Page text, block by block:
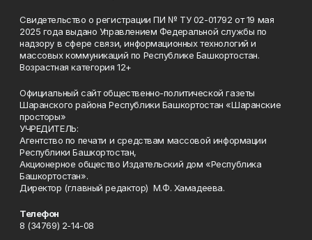
Свидетельство о регистрации ПИ № ТУ 02-01792 от 19 мая
2025 года выдано Управлением Федеральной службы по
надзору в сфере связи, информационных технологий и
массовых коммуникаций по Республике Башкортостан.
Возрастная категория 12+
Официальный сайт общественно-политической газеты
Шаранского района Республики Башкортостан «Шаранские
просторы»
УЧРЕДИТЕЛЬ:
Агентство по печати и средствам массовой информации
Республики Башкортостан,
Акционерное общество Издательский дом «Республика
Башкортостан».
Директор (главный редактор) М.Ф. Хамадеева.
Телефон
8 (34769) 2-14-08